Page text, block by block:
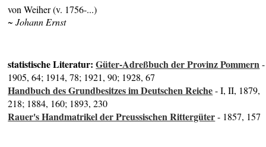
von Weiher (v. 1756-...)
~ Johann Ernst
statistische Literatur:Güter-Adreßbuch der Provinz Pommern-
1905, 64; 1914, 78; 1921, 90; 1928, 67
Handbuch des Grundbesitzes im Deutschen Reiche- I, II, 1879,
218; 1884, 160; 1893, 230
Rauer's Handmatrikel der Preussischen Rittergüter- 1857, 157